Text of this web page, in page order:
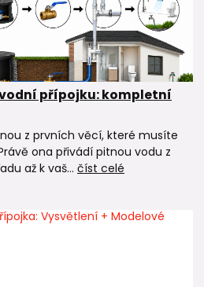
přípojku: kompletní
z prvních věcí, které musíte
ona přivádí pitnou vodu z
až k vaš... číst celé